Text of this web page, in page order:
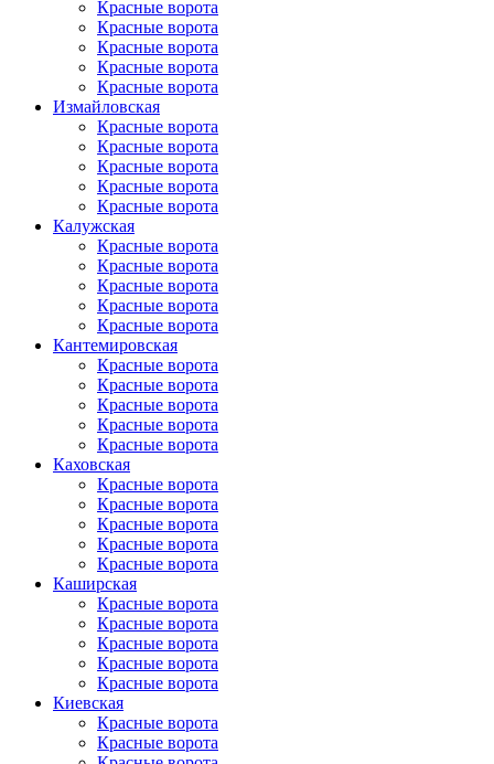
Красные ворота
Красные ворота
Красные ворота
Красные ворота
Красные ворота
Измайловская
Красные ворота
Красные ворота
Красные ворота
Красные ворота
Красные ворота
Калужская
Красные ворота
Красные ворота
Красные ворота
Красные ворота
Красные ворота
Кантеми­ровская
Красные ворота
Красные ворота
Красные ворота
Красные ворота
Красные ворота
Каховская
Красные ворота
Красные ворота
Красные ворота
Красные ворота
Красные ворота
Каширская
Красные ворота
Красные ворота
Красные ворота
Красные ворота
Красные ворота
Киевская
Красные ворота
Красные ворота